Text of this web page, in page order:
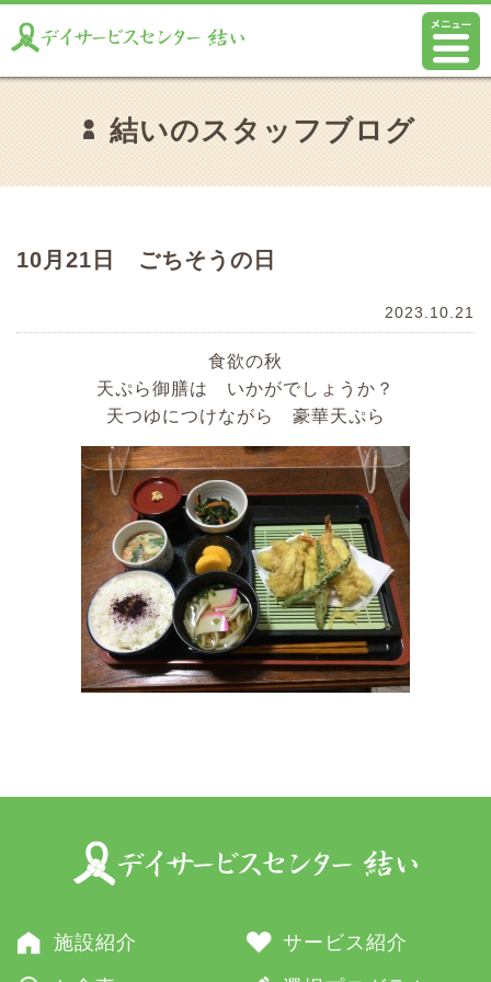
結いのスタッフブログ
10月21日 ごちそうの日
2023.10.21
食欲の秋
天ぷら御膳は いかがでしょうか？
天つゆにつけながら 豪華天ぷら
施設紹介 サービス紹介